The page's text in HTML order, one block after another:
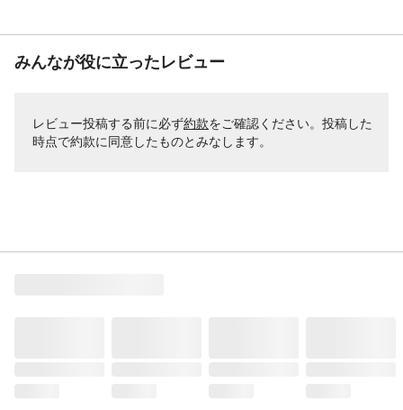
みんなが役に立ったレビュー
レビュー投稿する前に必ず約款をご確認ください。投稿した
時点で約款に同意したものとみなします。